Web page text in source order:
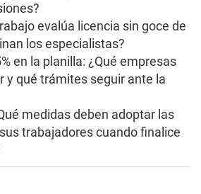
evalúa licencia sin goce de
los especialistas?
en la planilla: ¿Qué empresas
y qué trámites seguir ante la
medidas deben adoptar las
trabajadores cuando finalice